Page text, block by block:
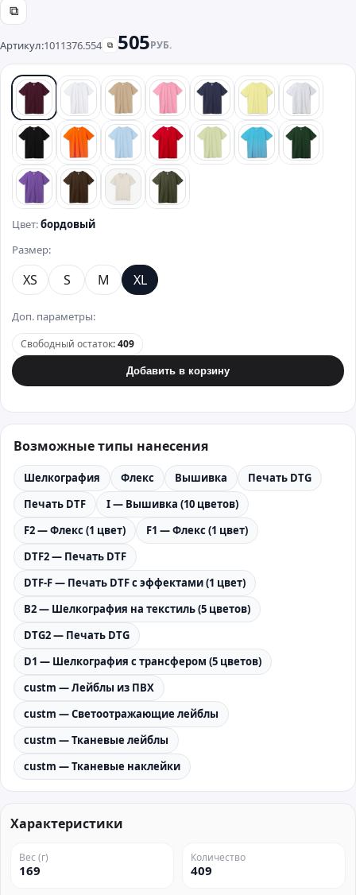
⧉
Артикул:1011376.554 ⧉ 505РУБ.
бордовыйбелый песочныйрозовый синий желтый серый
черныйоранжевыйголубойкрасный зеленыйбирюзовыйтемно-
фиолетовыйкоричневый
бежевый хаки
Цвет:бордовый
Размер:
XS S M XL
Доп. параметры:
Свободный остаток:409
Добавить в корзину
Возможные типы нанесения
Шелкография Флекс Вышивка
Печать DTG
Печать DTF
I — Вышивка (10 цветов)
F2 — Флекс (1 цвет)
F1 — Флекс (1 цвет)
DTF2 — Печать DTF
DTF-F — Печать DTF с эффектами (1 цвет)
B2 — Шелкография на текстиль (5 цветов)
DTG2 — Печать DTG
D1 — Шелкография с трансфером (5 цветов)
custm — Лейблы из ПВХ
custm — Светоотражающие лейблы
custm — Тканевые лейблы
custm — Тканевые наклейки
Характеристики
Вес (г)
169
Количество
409